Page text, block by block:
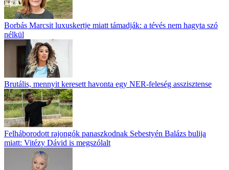
Borbás Marcsit luxuskertje miatt támadják: a tévés nem hagyta szó
nélkül
Brutális, mennyit keresett havonta egy NER-feleség asszisztense
Felháborodott rajongók panaszkodnak Sebestyén Balázs bulija
miatt: Vitézy Dávid is megszólalt